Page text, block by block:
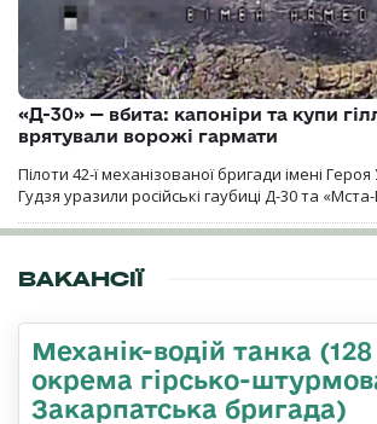
«Д-30» — вбита: капоніри та купи
врятували ворожі гармати
Пілоти 42-ї механізованої бригади імені
Гудзя уразили російські гаубиці Д-30 та «Мста-
ВАКАНСІЇ
Механік-водій танка (128
окрема гірсько-
Закарпатська бригада)